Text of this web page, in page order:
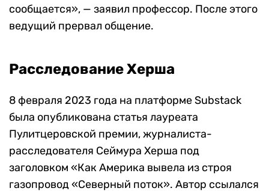
сообщается», — заявил профессор. После этого
ведущий прервал общение.
Расследование Херша
8 февраля 2023 года на платформе Substack
была опубликована статья лауреата
Пулитцеровской премии, журналиста-
расследователя Сеймура Херша под
заголовком «Как Америка вывела из строя
газопровод «Северный поток». Автор ссылался